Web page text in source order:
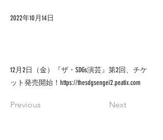
2022年10月14日
12月2日（金）『ザ・SDGs演芸』第2回、チケ
ット発売開始！ https://thesdgsengei2.peatix.com
Previous Next